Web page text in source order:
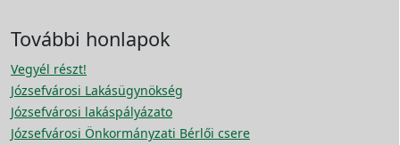
További honlapok
Vegyél részt!
Józsefvárosi Lakásügynökség
Józsefvárosi lakáspályázato
Józsefvárosi Önkormányzati Bérlői csere